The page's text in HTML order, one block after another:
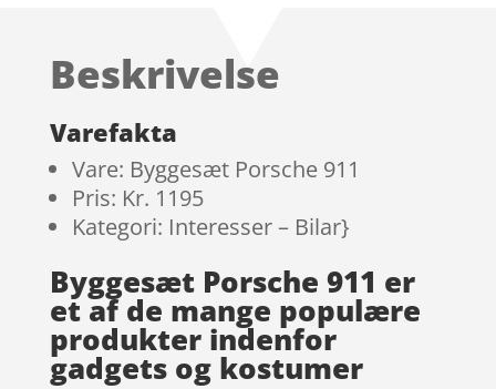
Beskrivelse
Varefakta
Vare: Byggesæt Porsche 911
Pris: Kr. 1195
Kategori: Interesser – Bilar}
Byggesæt Porsche 911 er
et af de mange populære
produkter indenfor
gadgets og kostumer